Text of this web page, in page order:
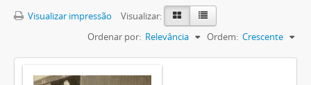
Visualizar impressão
Visualizar:
Ordenar por: Relevância Ordem: Crescente